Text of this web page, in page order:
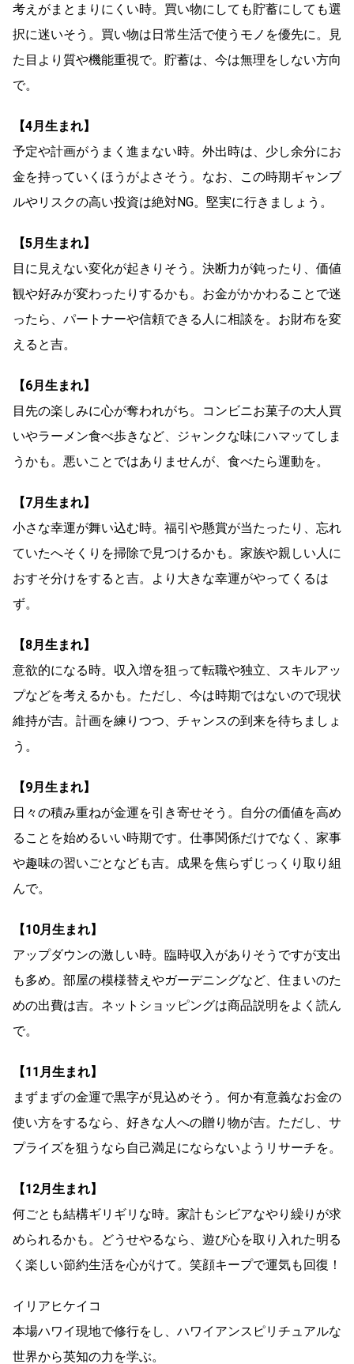
考えがまとまりにくい時。買い物にしても貯蓄にしても選
択に迷いそう。買い物は日常生活で使うモノを優先に。見
た目より質や機能重視で。貯蓄は、今は無理をしない方向
で。
【4月生まれ】
予定や計画がうまく進まない時。外出時は、少し余分にお
金を持っていくほうがよさそう。なお、この時期ギャンブ
ルやリスクの高い投資は絶対NG。堅実に行きましょう。
【5月生まれ】
目に見えない変化が起きりそう。決断力が鈍ったり、価値
観や好みが変わったりするかも。お金がかかわることで迷
ったら、パートナーや信頼できる人に相談を。お財布を変
えると吉。
【6月生まれ】
目先の楽しみに心が奪われがち。コンビニお菓子の大人買
いやラーメン食べ歩きなど、ジャンクな味にハマッてしま
うかも。悪いことではありませんが、食べたら運動を。
【7月生まれ】
小さな幸運が舞い込む時。福引や懸賞が当たったり、忘れ
ていたへそくりを掃除で見つけるかも。家族や親しい人に
おすそ分けをすると吉。より大きな幸運がやってくるは
ず。
【8月生まれ】
意欲的になる時。収入増を狙って転職や独立、スキルアッ
プなどを考えるかも。ただし、今は時期ではないので現状
維持が吉。計画を練りつつ、チャンスの到来を待ちましょ
う。
【9月生まれ】
日々の積み重ねが金運を引き寄せそう。自分の価値を高め
ることを始めるいい時期です。仕事関係だけでなく、家事
や趣味の習いごとなども吉。成果を焦らずじっくり取り組
んで。
【10月生まれ】
アップダウンの激しい時。臨時収入がありそうですが支出
も多め。部屋の模様替えやガーデニングなど、住まいのた
めの出費は吉。ネットショッピングは商品説明をよく読ん
で。
【11月生まれ】
まずまずの金運で黒字が見込めそう。何か有意義なお金の
使い方をするなら、好きな人への贈り物が吉。ただし、サ
プライズを狙うなら自己満足にならないようリサーチを。
【12月生まれ】
何ごとも結構ギリギリな時。家計もシビアなやり繰りが求
められるかも。どうせやるなら、遊び心を取り入れた明る
く楽しい節約生活を心がけて。笑顔キープで運気も回復！
イリアヒケイコ
本場ハワイ現地で修行をし、ハワイアンスピリチュアルな
世界から英知の力を学ぶ。